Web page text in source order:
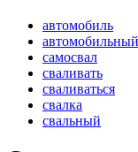
автомобиль
автомобильный
самосвал
сваливать
сваливаться
свалка
свальный